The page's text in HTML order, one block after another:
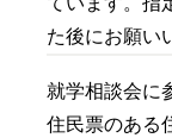
た後にお願い
就学相談会に
住民票のある